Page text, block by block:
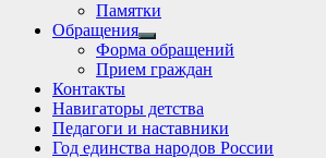
Памятки
Обращения
Show
sub
menu
Форма обращений
Прием граждан
Контакты
Навигаторы детства
Педагоги и наставники
Год единства народов России